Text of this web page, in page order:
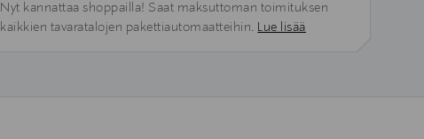
Nyt kannattaa shoppailla! Saat maksuttoman toimituksen
kaikkien tavaratalojen pakettiautomaatteihin. Lue lisää